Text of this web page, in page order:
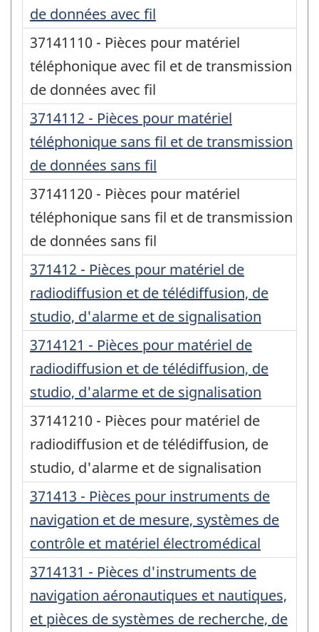
de données avec fil
37141110 - Pièces pour matériel
téléphonique avec fil et de transmission
de données avec fil
3714112 - Pièces pour matériel
téléphonique sans fil et de transmission
de données sans fil
37141120 - Pièces pour matériel
téléphonique sans fil et de transmission
de données sans fil
371412 - Pièces pour matériel de
radiodiffusion et de télédiffusion, de
studio, d'alarme et de signalisation
3714121 - Pièces pour matériel de
radiodiffusion et de télédiffusion, de
studio, d'alarme et de signalisation
37141210 - Pièces pour matériel de
radiodiffusion et de télédiffusion, de
studio, d'alarme et de signalisation
371413 - Pièces pour instruments de
navigation et de mesure, systèmes de
contrôle et matériel électromédical
3714131 - Pièces d'instruments de
navigation aéronautiques et nautiques,
et pièces de systèmes de recherche, de